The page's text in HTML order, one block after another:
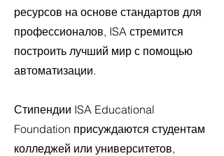
ресурсов на основе стандартов для
профессионалов, ISA стремится
построить лучший мир с помощью
автоматизации.
Стипендии ISA Educational
Foundation присуждаются студентам
колледжей или университетов,